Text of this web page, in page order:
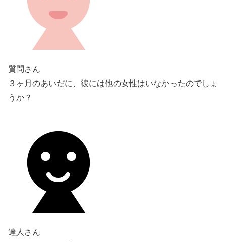
質問さん
３ヶ月のあいだに、彼には他の女性はいなかったのでしょ
うか？
達人さん